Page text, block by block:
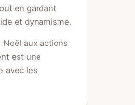
en gardant
et dynamisme.
aux actions
est une
avec les